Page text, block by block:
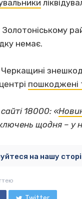
немає.
пошкоджені
18000: «
щодня – у
на нашу